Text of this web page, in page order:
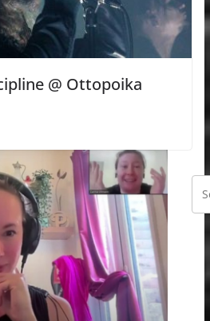
@ Ottopoika